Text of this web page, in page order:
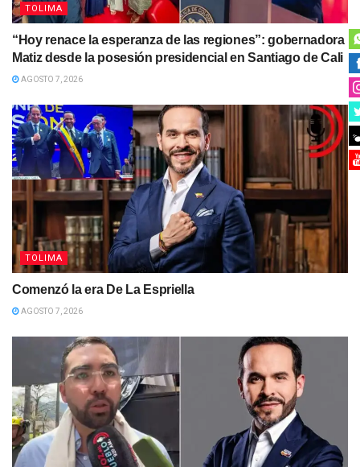
TOLIMA
“Hoy renace la esperanza de las regiones”: gobernadora
Matiz desde la posesión presidencial en Santiago de Cali
AGOSTO 7, 2026
TOLIMA
Comenzó la era De La Espriella
AGOSTO 7, 2026